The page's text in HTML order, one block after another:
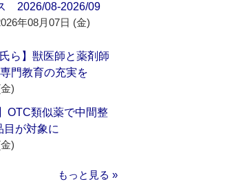
2026/08-2026/09
年08月07日 (金)
ら】獣医師と薬剤師
門教育の充実を
)
OTC類似薬で中間整
目が対象に
)
もっと見る »